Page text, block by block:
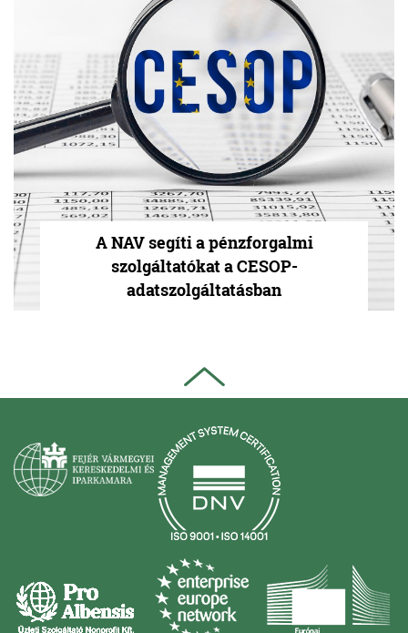
A NAV segíti a pénzforgalmi
szolgáltatókat a CESOP-
adatszolgáltatásban